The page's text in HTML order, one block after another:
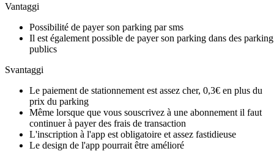
Vantaggi
Possibilité de payer son parking par sms
Il est également possible de payer son parking dans des parking
publics
Svantaggi
Le paiement de stationnement est assez cher, 0,3€ en plus du
prix du parking
Même lorsque que vous souscrivez à une abonnement il faut
continuer à payer des frais de transaction
L'inscription à l'app est obligatoire et assez fastidieuse
Le design de l'app pourrait être amélioré